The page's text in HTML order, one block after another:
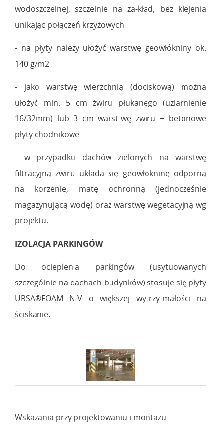
wodoszczelnej, szczelnie na za-kład, bez klejenia
unikając połączeń krzyżowych
- na płyty należy ułożyć warstwę geowłókniny ok.
140 g/m2
- jako warstwę wierzchnią (dociskową) można
ułożyć min. 5 cm żwiru płukanego (uziarnienie
16/32mm) lub 3 cm warst-wę żwiru + betonowe
płyty chodnikowe
- w przypadku dachów zielonych na warstwę
filtracyjną żwiru układa się geowłókninę odporną
na korzenie, matę ochronną (jednocześnie
magazynującą wodę) oraz warstwę wegetacyjną wg
projektu.
IZOLACJA PARKINGÓW
Do ocieplenia parkingów (usytuowanych
szczególnie na dachach budynków) stosuje się płyty
URSA®FOAM N-V o większej wytrzy-małości na
ściskanie.
Wskazania przy projektowaniu i montażu